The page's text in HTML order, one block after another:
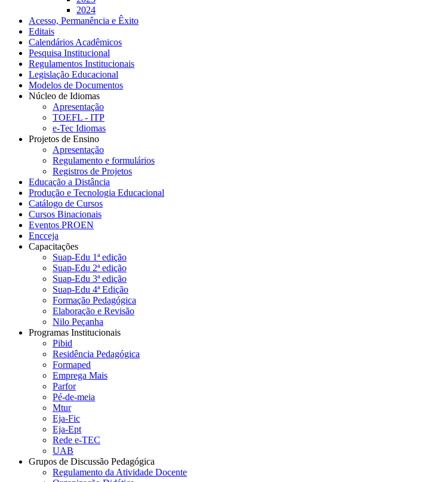
2024
Acesso, Permanência e Êxito
Editais
Calendários Acadêmicos
Pesquisa Institucional
Regulamentos Institucionais
Legislação Educacional
Modelos de Documentos
Núcleo de Idiomas
Apresentação
TOEFL - ITP
e-Tec Idiomas
Projetos de Ensino
Apresentação
Regulamento e formulários
Registros de Projetos
Educação a Distância
Produção e Tecnologia Educacional
Catálogo de Cursos
Cursos Binacionais
Eventos PROEN
Encceja
Capacitações
Suap-Edu 1ª edição
Suap-Edu 2ª edição
Suap-Edu 3ª edição
Suap-Edu 4ª Edição
Formação Pedagógica
Elaboração e Revisão
Nilo Peçanha
Programas Institucionais
Pibid
Residência Pedagógica
Formaped
Emprega Mais
Parfor
Pé-de-meia
Mtur
Eja-Fic
Eja-Ept
Rede e-TEC
UAB
Grupos de Discussão Pedagógica
Regulamento da Atividade Docente